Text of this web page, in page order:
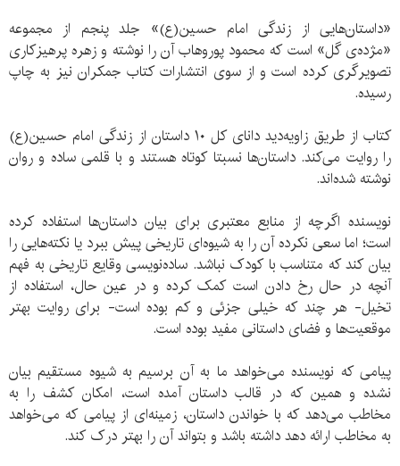
«داستان‌هایی از زندگی امام حسین(ع)» جلد پنجم از مجموعه
«مژده‌ی گل» است که محمود پوروهاب آن را نوشته و زهره پرهیزکاری
تصویرگری کرده است و از سوی انتشارات کتاب جمکران نیز به چاپ
رسیده.
کتاب از طریق زاویه‌دید دانای کل ۱۰ داستان از زندگی امام حسین(ع)
را روایت می‌کند. داستان‌ها نسبتا کوتاه هستند و با قلمی ساده و روان
نوشته شده‌اند.
نویسنده اگرچه از منابع معتبری برای بیان داستان‌ها استفاده کرده
است؛ اما سعی نکرده آن را به شیوه‌ای تاریخی پیش ببرد یا نکته‌هایی را
بیان کند که متناسب با کودک نباشد. ساده‌نویسی وقایع تاریخی به فهم
آنچه در حال رخ دادن است کمک کرده و در عین حال، استفاده از
تخیل- هر چند که خیلی جزئی و کم بوده است- برای روایت بهتر
موقعیت‌ها و فضای داستانی مفید بوده است.
پیامی که نویسنده می‌خواهد ما به آن برسیم به شیوه مستقیم بیان
نشده و همین که در قالب داستان آمده است، امکان کشف را به
مخاطب می‌دهد که با خواندن داستان، زمینه‌ای از پیامی که می‌خواهد
به مخاطب ارائه دهد داشته باشد و بتواند آن را بهتر درک کند.